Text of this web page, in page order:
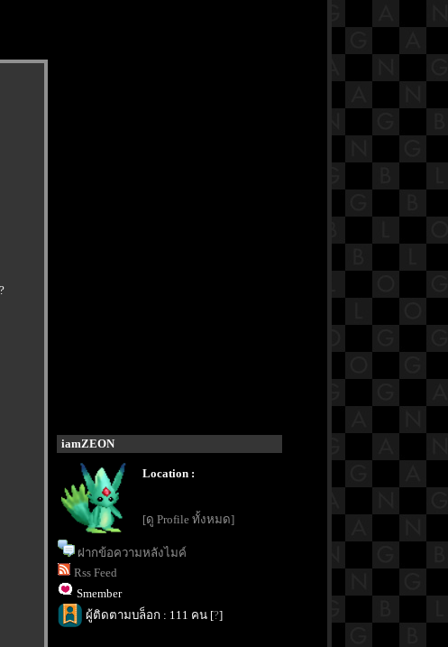
iamZEON
Location :
[ดู Profile ทั้งหมด]
ฝากข้อความหลังไมค์
Rss Feed
Smember
ผู้ติดตามบล็อก : 111 คน [?]